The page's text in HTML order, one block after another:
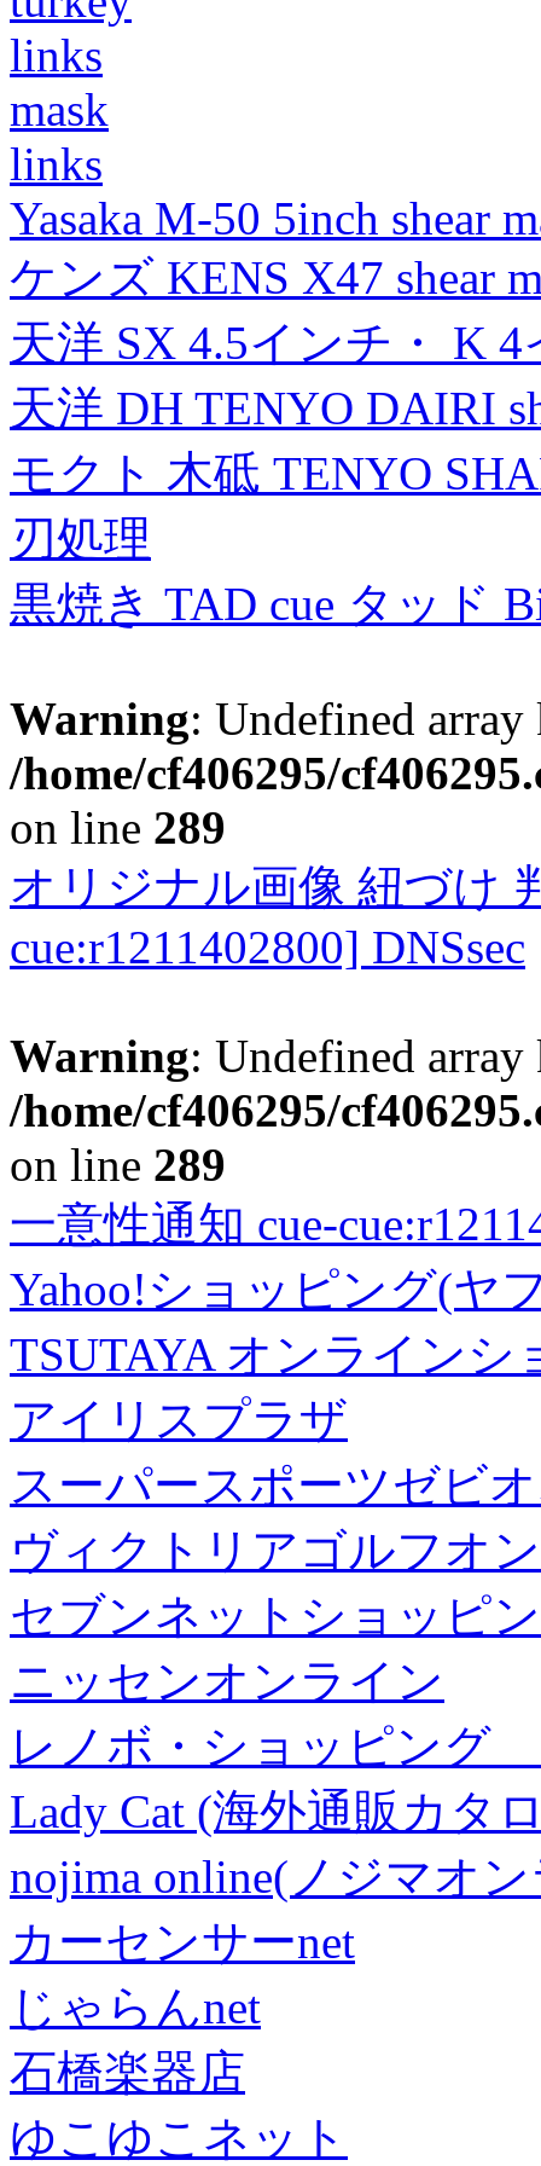
links
mask
links
Yasaka M-50 5inch shear
ケンズ KENS X47 shear
天洋 SX 4.5インチ・ K
天洋 DH TENYO DAIRI
モクト 木砥 TENYO
刃処理
黒焼き TAD cue タッド
Warning: Undefined
/home/cf406295/
on line 289
オリジナル画像 紐づけ
cue:r1211402800] DNSsec
Warning: Undefined
/home/cf406295/
on line 289
一意性通知 cue-
Yahoo!ショッピング(ヤ
TSUTAYA オンラインシ
アイリスプラザ
スーパースポーツゼビ
ヴィクトリアゴルフオ
セブンネットショッピ
ニッセンオンライン
レノボ・ショッピング
Lady Cat (海外通販カタ
nojima online(ノジマオ
カーセンサーnet
じゃらんnet
石橋楽器店
ゆこゆこネット